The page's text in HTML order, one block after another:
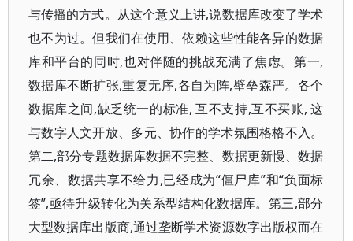
与传播的方式。从这个意义上讲,说数据库改变了学术
也不为过。但我们在使用、依赖这些性能各异的数据
库和平台的同时,也对伴随的挑战充满了焦虑。第一,
数据库不断扩张,重复无序,各自为阵,壁垒森严。各个
数据库之间,缺乏统一的标准, 互不支持,互不买账, 这
与数字人文开放、多元、协作的学术氛围格格不入。
第二,部分专题数据库数据不完整、数据更新慢、数据
冗余、数据共享不给力,已经成为“僵尸库”和“负面标
签”,亟待升级转化为关系型结构化数据库。第三,部分
大型数据库出版商,通过垄断学术资源数字出版权而在